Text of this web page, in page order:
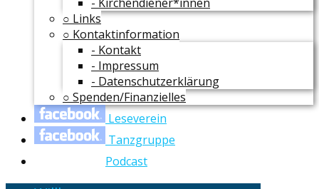
○ Links
○ Kontaktinformation
- Kontakt
- Impressum
- Datenschutzerklärung
○ Spenden/Finanzielles
Leseverein
Tanzgruppe
Podcast